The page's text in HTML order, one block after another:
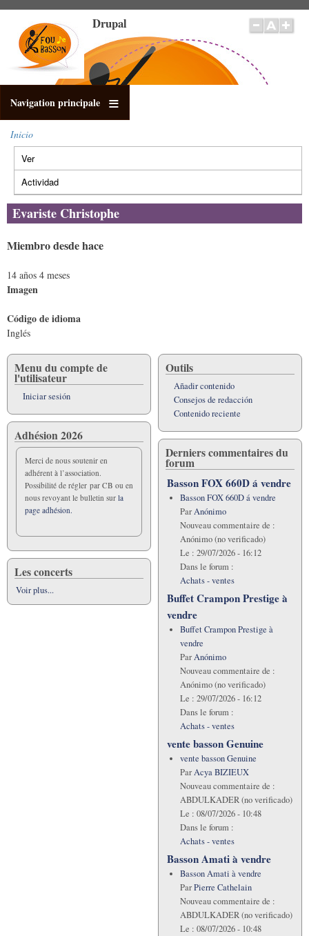
contenido
principal
Drupal
Navigation principale
Sobrescribir
enlaces
de
ayuda
a
la
Inicio
Solapas
principales
Ver(solapa
activa)
Actividad
Evariste Christophe
Miembro desde hace
14 años 4 meses
Imagen
Código de idioma
Inglés
Menu du compte de
l'utilisateur
Iniciar sesión
Adhésion 2026
Merci de nous soutenir en
adhérent à l’association.
Possibilité de régler par CB ou en
nous revoyant le bulletin sur la
page adhésion.
Les concerts
Voir plus...
Outils
Añadir contenido
Consejos de redacción
Contenido reciente
Derniers commentaires du
forum
Basson FOX 660D á vendre
Basson FOX 660D á vendre
ParAnónimo
Nouveau commentaire de :
Anónimo (no verificado)
Le : 29/07/2026 - 16:12
Dans le forum :
Achats - ventes
Buffet Crampon Prestige à
vendre
Buffet Crampon Prestige à
vendre
ParAnónimo
Nouveau commentaire de :
Anónimo (no verificado)
Le : 29/07/2026 - 16:12
Dans le forum :
Achats - ventes
vente basson Genuine
vente basson Genuine
ParAcya BIZIEUX
Nouveau commentaire de :
ABDULKADER (no verificado)
Le : 08/07/2026 - 10:48
Dans le forum :
Achats - ventes
Basson Amati à vendre
Basson Amati à vendre
ParPierre Cathelain
Nouveau commentaire de :
ABDULKADER (no verificado)
Le : 08/07/2026 - 10:48